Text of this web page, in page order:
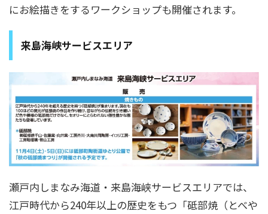
にお絵描きをするワークショップも開催されます。
来島海峡サービスエリア
瀬戸内しまなみ海道・来島海峡サービスエリアでは、
江戸時代から240年以上の歴史をもつ「砥部焼（とべや